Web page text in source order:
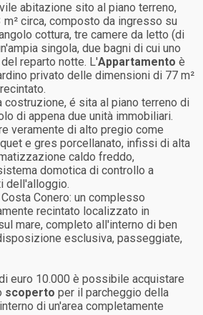
abitazione sito al piano terreno,
circa, composto da ingresso su
cottura, tre camere da letto (di
singola, due bagni di cui uno
reparto notte. L'Appartamento è
privato delle dimensioni di 77 m²
costruzione, é sita al piano terreno di
di appena due unità immobiliari.
veramente di alto pregio come
e gres porcellanato, infissi di alta
caldo freddo,
domotica di controllo a
dell'alloggio.
Conero: un complesso
recintato localizzato in
mare, completo all'interno di ben
esclusiva, passeggiate,
euro 10.000 è possibile acquistare
scoperto per il parcheggio della
di un'area completamente